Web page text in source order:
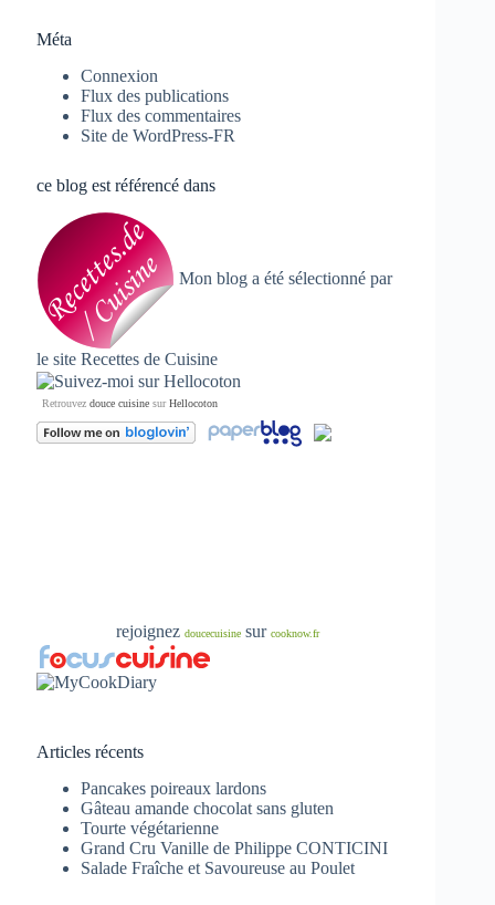
Méta
Connexion
Flux des publications
Flux des commentaires
Site de WordPress-FR
ce blog est référencé dans
Mon blog a été sélectionné par
le site Recettes de Cuisine
Retrouvez douce cuisine surHellocoton
rejoignezdoucecuisine surcooknow.fr
Articles récents
Pancakes poireaux lardons
Gâteau amande chocolat sans gluten
Tourte végétarienne
Grand Cru Vanille de Philippe CONTICINI
Salade Fraîche et Savoureuse au Poulet